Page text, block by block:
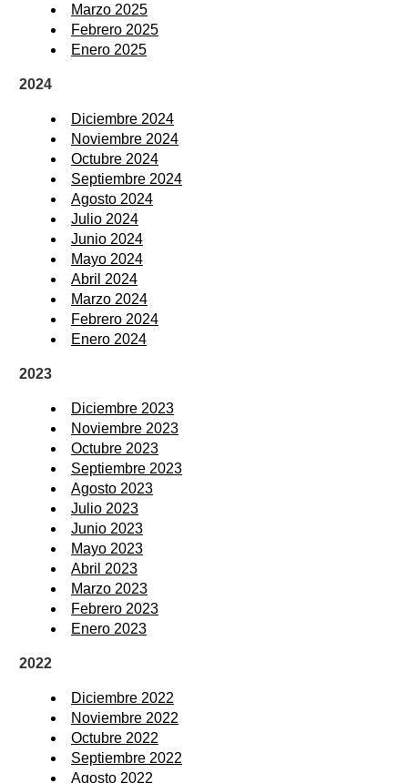
Marzo 2025
Febrero 2025
Enero 2025
2024
Diciembre 2024
Noviembre 2024
Octubre 2024
Septiembre 2024
Agosto 2024
Julio 2024
Junio 2024
Mayo 2024
Abril 2024
Marzo 2024
Febrero 2024
Enero 2024
2023
Diciembre 2023
Noviembre 2023
Octubre 2023
Septiembre 2023
Agosto 2023
Julio 2023
Junio 2023
Mayo 2023
Abril 2023
Marzo 2023
Febrero 2023
Enero 2023
2022
Diciembre 2022
Noviembre 2022
Octubre 2022
Septiembre 2022
Agosto 2022